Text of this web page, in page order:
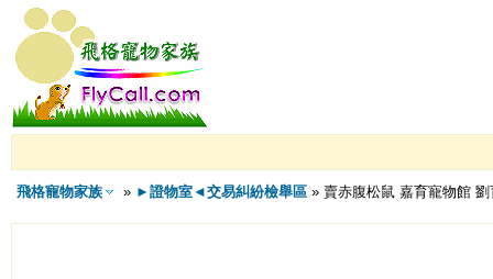
飛格寵物家族 » ►證物室◄交易糾紛檢舉區» 賣赤腹松鼠 嘉育寵物館